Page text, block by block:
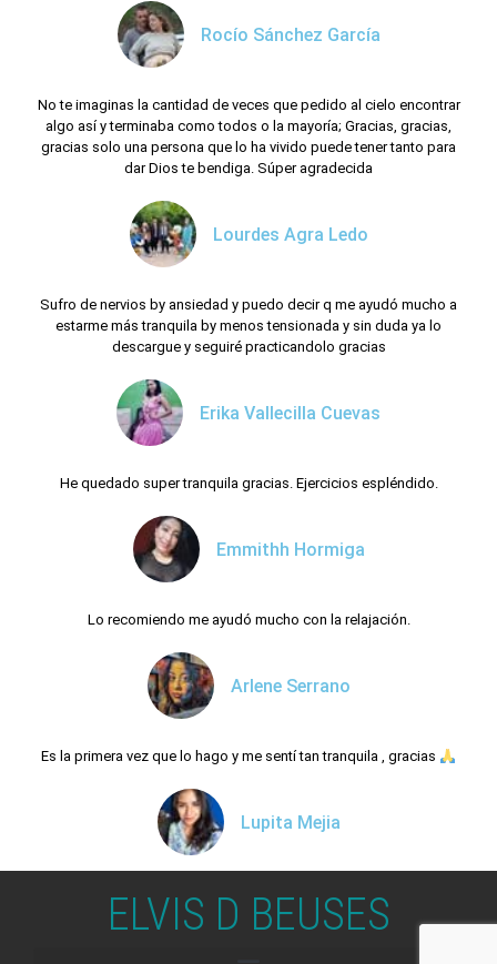
Rocío Sánchez García
No te imaginas la cantidad de veces que pedido al cielo encontrar
algo así y terminaba como todos o la mayoría; Gracias, gracias,
gracias solo una persona que lo ha vivido puede tener tanto para
dar Dios te bendiga. Súper agradecida
Lourdes Agra Ledo
Sufro de nervios by ansiedad y puedo decir q me ayudó mucho a
estarme más tranquila by menos tensionada y sin duda ya lo
descargue y seguiré practicandolo gracias
Erika Vallecilla Cuevas
He quedado super tranquila gracias. Ejercicios espléndido.
Emmithh Hormiga
Lo recomiendo me ayudó mucho con la relajación.
Arlene Serrano
Es la primera vez que lo hago y me sentí tan tranquila , gracias
Lupita Mejia
ELVIS D BEUSES